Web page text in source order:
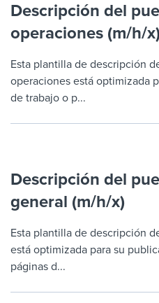
Finding
Free
Overall
Descripción del
operaciones (m/h/
Esta plantilla de descripción
operaciones está optimizada
de trabajo o p...
Descripción del
general (m/h/x)
Esta plantilla de descripción
está optimizada para su
páginas d...